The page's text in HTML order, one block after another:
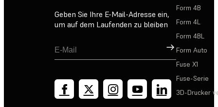
Geben Sie Ihre E-Mail-Adresse ein,
um auf dem Laufenden zu bleiben
Registrieren
Form 4B
Form 4L
Form 4BL
Form Auto
Fuse X1
Fuse-Serie
3D-Drucker